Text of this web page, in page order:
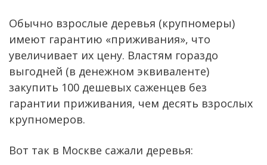
Обычно взрослые деревья (крупномеры)
имеют гарантию «приживания», что
увеличивает их цену. Властям гораздо
выгодней (в денежном эквиваленте)
закупить 100 дешевых саженцев без
гарантии приживания, чем десять взрослых
крупномеров.
Вот так в Москве сажали деревья: